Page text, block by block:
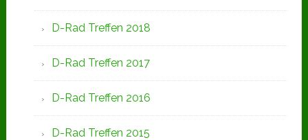
D-Rad Treffen 2018
D-Rad Treffen 2017
D-Rad Treffen 2016
D-Rad Treffen 2015